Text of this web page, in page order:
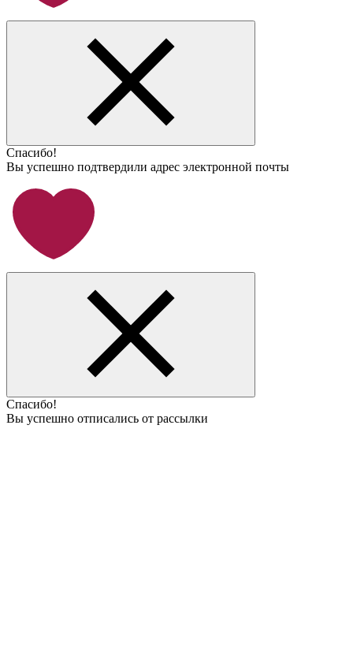
Спасибо!
Вы успешно подтвердили адрес электронной почты
Спасибо!
Вы успешно отписались от рассылки